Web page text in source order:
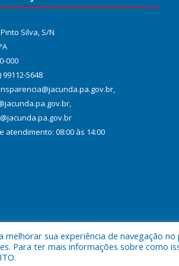
Silva, S/N
000
99112-5648
atendimento: 08:00 às 14:00
direitos reservados a Prefeitura Municipal de
melhorar sua experiência de navegação
Para ter mais informações sobre como